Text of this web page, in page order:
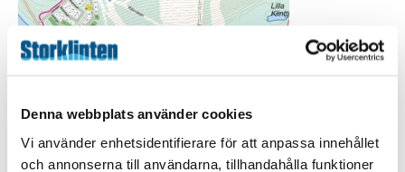
Denna webbplats använder cookies
Vi använder enhetsidentifierare för att anpassa innehållet
och annonserna till användarna, tillhandahålla funktioner